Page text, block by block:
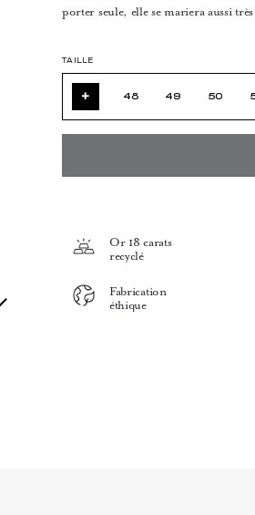
porter seule, elle se mariera aussi
TAILLE
+ 48 49 50
Or 18 carats
recyclé
Fabrication
éthique